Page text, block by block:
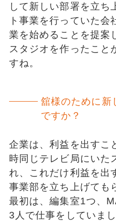
して新しい部署を立ち
ト事業を行っていた
業を始めることを提案
スタジオを作ったこと
すね。
舘様のために新
ですか？
企業は、利益を出すこ
時同じテレビ局にいた
れ、これだけ利益を出
事業部を立ち上げても
最初は、編集室1つ、
3人で仕事をしていま